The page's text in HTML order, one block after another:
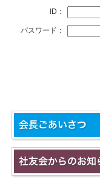
ID：
パスワード：